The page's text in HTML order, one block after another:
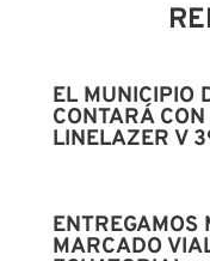
EL MUNICIPIO
CONTARÁ
LINELAZER V
ENTREGAMOS
MARCADO